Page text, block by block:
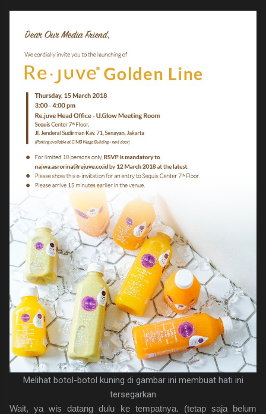
Melihat botol-botol kuning di gambar ini membuat hati ini
tersegarkan
Wait, ya wis datang dulu ke tempatnya. (tetap saja belum